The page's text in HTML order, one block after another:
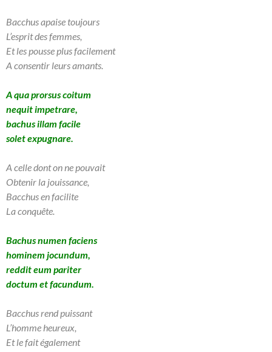
Bacchus apaise toujours
L’esprit des femmes,
Et les pousse plus facilement
A consentir leurs amants.
A qua prorsus coitum
nequit impetrare,
bachus illam facile
solet expugnare.
A celle dont on ne pouvait
Obtenir la jouissance,
Bacchus en facilite
La conquête.
Bachus numen faciens
hominem jocundum,
reddit eum pariter
doctum et facundum.
Bacchus rend puissant
L’homme heureux,
Et le fait également